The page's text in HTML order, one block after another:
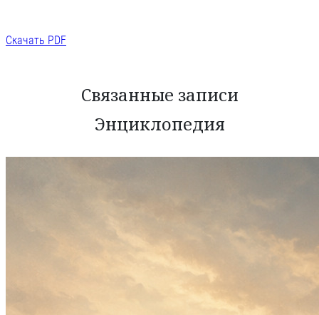
Скачать PDF
Связанные записи
Энциклопедия